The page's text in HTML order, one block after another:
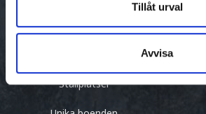
Tillåt urval
Avvisa
Stugor
Ställplatser